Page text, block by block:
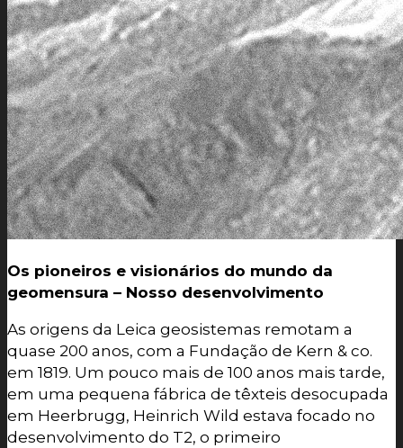
Os pioneiros e visionários do mundo da
geomensura – Nosso desenvolvimento
As origens da Leica geosistemas remotam a
quase 200 anos, com a Fundação de Kern & co.
em 1819. Um pouco mais de 100 anos mais tarde,
em uma pequena fábrica de têxteis desocupada
em Heerbrugg, Heinrich Wild estava focado no
desenvolvimento do T2, o primeiro